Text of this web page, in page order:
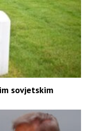
sovjetskim